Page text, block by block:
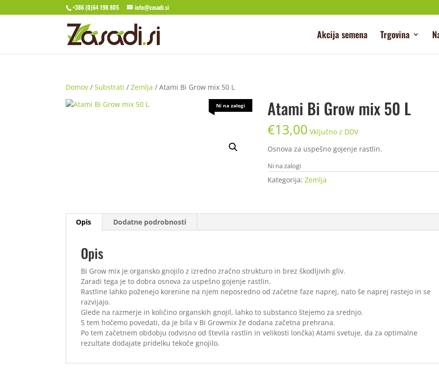
+386 (0)64 198 805 info@zasadi.si
Akcija semena Trgovina
Domov /Substrati /Zemlja / Atami Bi Grow mix 50 L
Ni na zalogi Atami Bi Grow mix 50 L
€13,00 Vključno z DDV
Osnova za uspešno gojenje rastlin.
Ni na zalogi
Kategorija:Zemlja
Opis Dodatne podrobnosti
Opis
Bi Grow mix je organsko gnojilo z izredno zračno strukturo in brez škodljivih gliv.
Zaradi tega je to dobra osnova za uspešno gojenje rastlin.
Rastline lahko poženejo korenine na njem neposredno od začetne faze naprej, nato še naprej rastejo in se
razvijajo.
Glede na razmerje in količino organskih gnojil, lahko to substanco štejemo za srednjo.
S tem hočemo povedati, da je bila v Bi Growmix že dodana začetna prehrana.
Po tem začetnem obdobju (odvisno od števila rastlin in velikosti lončka) Atami svetuje, da za optimalne
rezultate dodajate pridelku tekoče gnojilo.